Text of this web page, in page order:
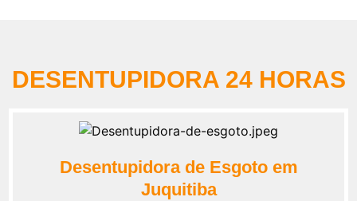
DESENTUPIDORA 24 HORAS
Desentupidora de Esgoto em
Juquitiba